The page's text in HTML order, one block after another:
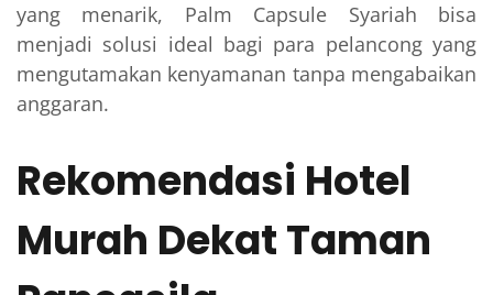
yang menarik, Palm Capsule Syariah bisa
menjadi solusi ideal bagi para pelancong yang
mengutamakan kenyamanan tanpa mengabaikan
anggaran.
Rekomendasi Hotel
Murah Dekat Taman